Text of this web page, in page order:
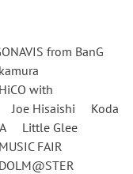
from BanG
with
Joe Hisaishi
Koda
Little Glee
MUSIC FAIR